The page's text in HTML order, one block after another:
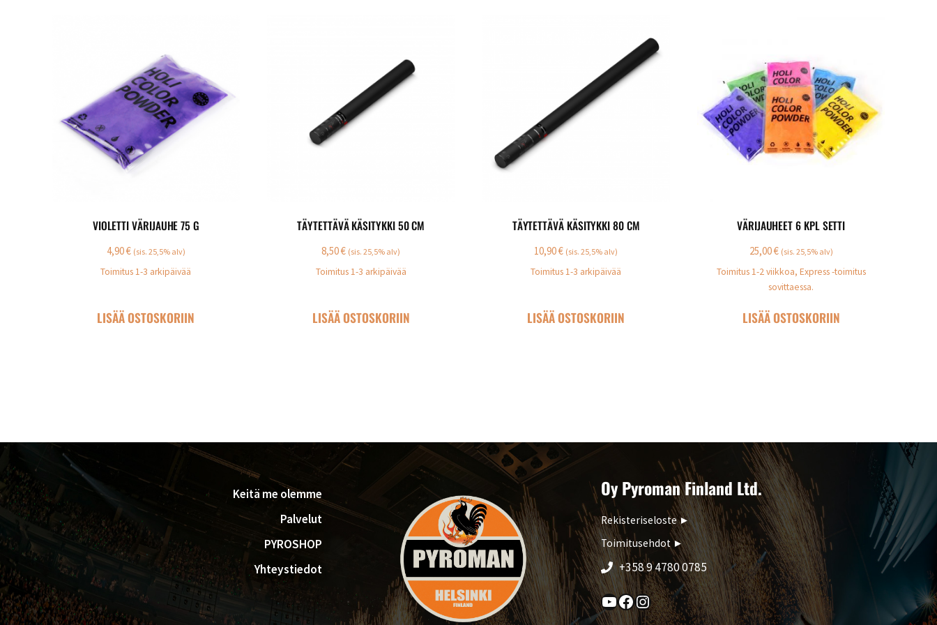
VIOLETTI VÄRIJAUHE 75 G
4,90€ (sis. 25,5% alv)
Toimitus 1-3 arkipäivää
LISÄÄ OSTOSKORIIN
TÄYTETTÄVÄ KÄSITYKKI 50 CM
8,50€ (sis. 25,5% alv)
Toimitus 1-3 arkipäivää
LISÄÄ OSTOSKORIIN
TÄYTETTÄVÄ KÄSITYKKI 80 CM
10,90€ (sis. 25,5% alv)
Toimitus 1-3 arkipäivää
LISÄÄ OSTOSKORIIN
VÄRIJAUHEET 6 KPL SETTI
25,00€ (sis. 25,5% alv)
Toimitus 1-2 viikkoa, Express -toimitus
sovittaessa.
LISÄÄ OSTOSKORIIN
FOOTER
Keitä me olemme
Palvelut
PYROSHOP
Yhteystiedot
Oy Pyroman Finland Ltd.
Rekisteriseloste►
Toimitusehdot►
+358 9 4780 0785
YouTube Facebook Instagram